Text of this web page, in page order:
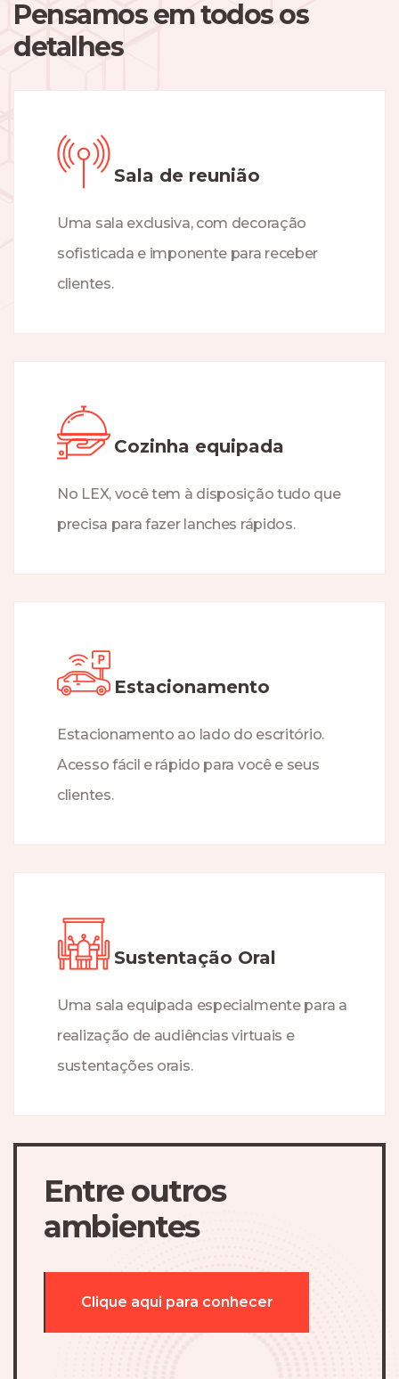
Pensamos em todos os
detalhes
Sala de reunião
Uma sala exclusiva, com decoração
sofisticada e imponente para receber
clientes.
Cozinha equipada
No LEX, você tem à disposição tudo que
precisa para fazer lanches rápidos.
Estacionamento
Estacionamento ao lado do escritório.
Acesso fácil e rápido para você e seus
clientes.
Sustentação Oral
Uma sala equipada especialmente para a
realização de audiências virtuais e
sustentações orais.
Entre outros
ambientes
Clique aqui para conhecer